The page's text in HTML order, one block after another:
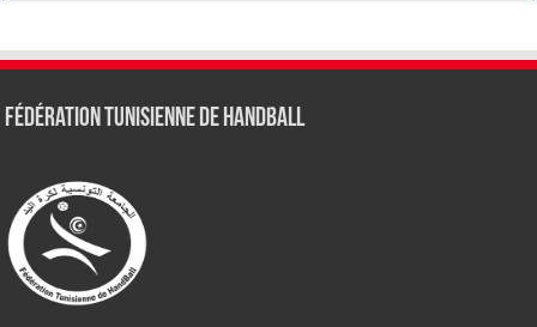
Fédération tunisienne de Handball